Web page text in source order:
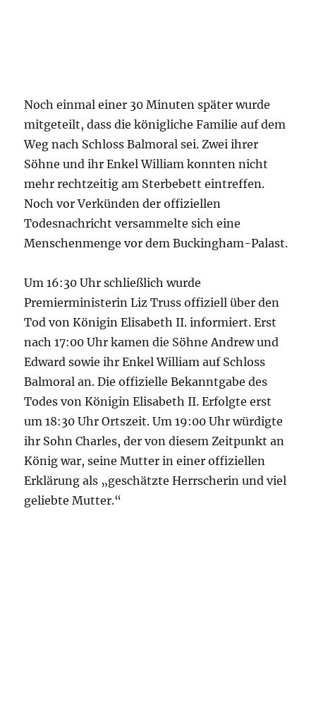
Noch einmal einer 30 Minuten später wurde
mitgeteilt, dass die königliche Familie auf dem
Weg nach Schloss Balmoral sei. Zwei ihrer
Söhne und ihr Enkel William konnten nicht
mehr rechtzeitig am Sterbebett eintreffen.
Noch vor Verkünden der offiziellen
Todesnachricht versammelte sich eine
Menschenmenge vor dem Buckingham-Palast.
Um 16:30 Uhr schließlich wurde
Premierministerin Liz Truss offiziell über den
Tod von Königin Elisabeth II. informiert. Erst
nach 17:00 Uhr kamen die Söhne Andrew und
Edward sowie ihr Enkel William auf Schloss
Balmoral an. Die offizielle Bekanntgabe des
Todes von Königin Elisabeth II. Erfolgte erst
um 18:30 Uhr Ortszeit. Um 19:00 Uhr würdigte
ihr Sohn Charles, der von diesem Zeitpunkt an
König war, seine Mutter in einer offiziellen
Erklärung als „geschätzte Herrscherin und viel
geliebte Mutter.“